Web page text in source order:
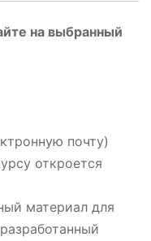
на выбранный
почту)
откроется
материал для